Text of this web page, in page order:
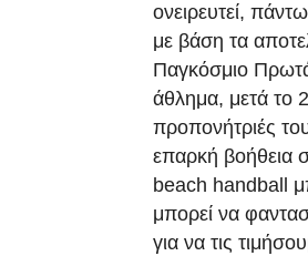
ονειρευτεί,
με βάση τα
Παγκόσμιο
άθλημα, μετά το
προπονήτριές
επαρκή βοήθεια
beach handball
μπορεί να
για να τις